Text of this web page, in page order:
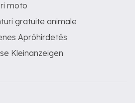
moto
gratuite animale
Apróhirdetés
Kleinanzeigen